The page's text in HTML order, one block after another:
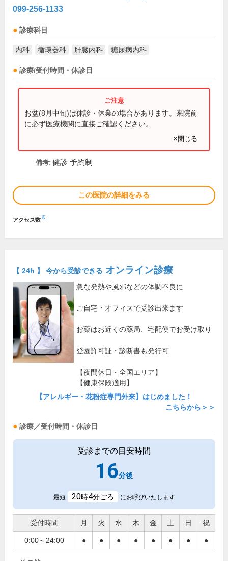
099-256-1133
診療科目
内科 循環器科 肝臓内科 糖尿病内科
診療/受付時間・休診日
お盆(8月中旬)は休診・休業の場合があります。来院前
に必ず医療機関に直接ご確認ください。
×閉じる
備考: 健診 予約制
この医院の詳細をみる
アクセス数※
【 24h 】 今から受診できる オンライン診療
急な発熱や風邪などの体調不良に
ご自宅・オフィスで受診出来ます
お薬はお近くの薬局、宅配便でお受け取り
登園許可証・診断書も発行可
【夜間休日・全国エリア】
【健康保険適用】
【アレルギー・花粉症専門外来】はじめました！
こちらから＞＞
診療／受付時間・休診日
受診までの目安時間
16分後
最短 20時4分ごろ にお呼びいたします
受付時間 月 火 水 木 金 土 日 祝
0:00～24:00 ● ● ● ● ● ● ● ●